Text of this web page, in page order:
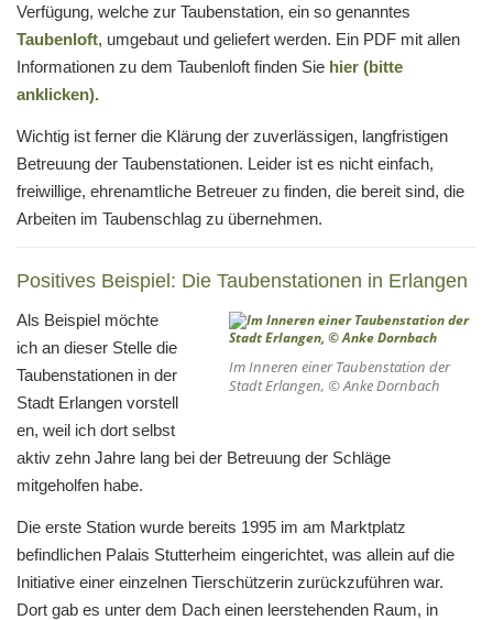
Verfügung, welche zur Taubenstation, ein so genanntes
Taubenloft, umgebaut und geliefert werden. Ein PDF mit allen
Informationen zu dem Taubenloft finden Sie hier (bitte
anklicken).
Wichtig ist ferner die Klärung der zuverlässigen, langfristigen
Betreuung der Taubenstationen. Leider ist es nicht einfach,
freiwillige, ehrenamtliche Betreuer zu finden, die bereit sind, die
Arbeiten im Taubenschlag zu übernehmen.
Positives Beispiel: Die Taubenstationen in Erlangen
Im Inneren einer Taubenstation der
Stadt Erlangen, © Anke Dornbach
Als Beispiel möchte
ich an dieser Stelle die
Taubenstationen in der
Stadt Erlangen vorstell
en, weil ich dort selbst
aktiv zehn Jahre lang bei der Betreuung der Schläge
mitgeholfen habe.
Die erste Station wurde bereits 1995 im am Marktplatz
befindlichen Palais Stutterheim eingerichtet, was allein auf die
Initiative einer einzelnen Tierschützerin zurückzuführen war.
Dort gab es unter dem Dach einen leerstehenden Raum, in